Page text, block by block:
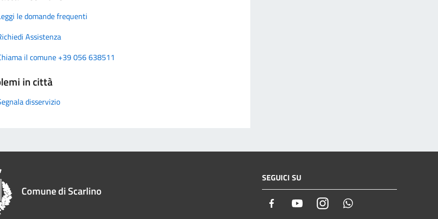
le domande frequenti
Assistenza
il comune +39 056 638511
in città
disservizio
Comune di Scarlino
SEGUICI SU
Facebook YoutubeInstagram